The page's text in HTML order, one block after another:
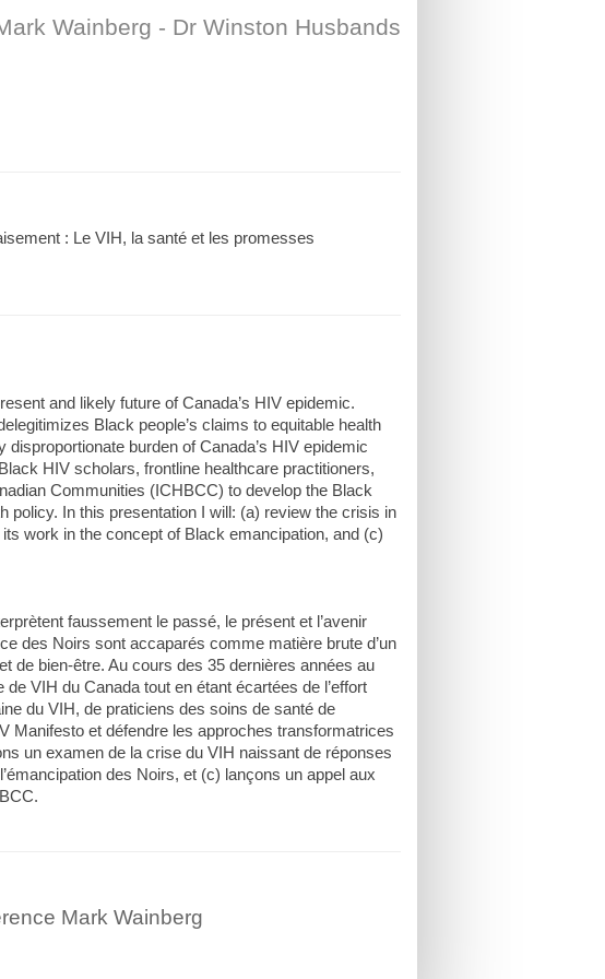
Wainberg - Dr Winston Husbands
: Le VIH, la santé et les promesses
and likely future of Canada’s HIV epidemic.
Black people’s claims to equitable health
burden of Canada’s HIV epidemic
HIV scholars, frontline healthcare practitioners,
Communities (ICHBCC) to develop the Black
policy. In this presentation I will: (a) review the crisis in
work in the concept of Black emancipation, and (c)
faussement le passé, le présent et l’avenir
des Noirs sont accaparés comme matière brute d’un
de bien-être. Au cours des 35 dernières années au
VIH du Canada tout en étant écartées de l’effort
du VIH, de praticiens des soins de santé de
Manifesto et défendre les approches transformatrices
un examen de la crise du VIH naissant de réponses
des Noirs, et (c) lançons un appel aux
Mark Wainberg